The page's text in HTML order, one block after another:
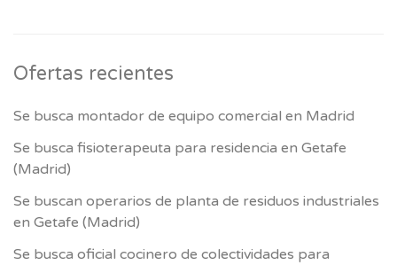
Ofertas recientes
Se busca montador de equipo comercial en Madrid
Se busca fisioterapeuta para residencia en Getafe
(Madrid)
Se buscan operarios de planta de residuos industriales
en Getafe (Madrid)
Se busca oficial cocinero de colectividades para